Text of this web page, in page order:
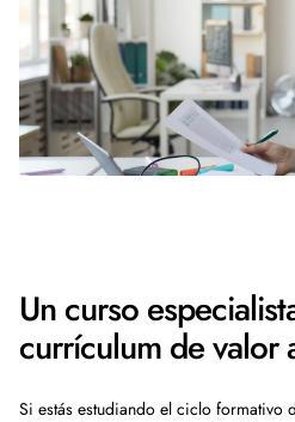
Un curso
currículum de valor
Si estás estudiando el ciclo formativo